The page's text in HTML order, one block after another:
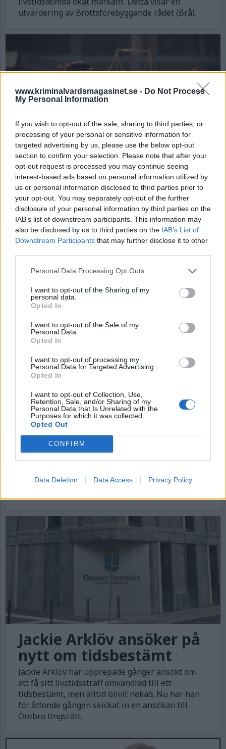
www.kriminalvardsmagasinet.se - Do Not Process
My Personal Information
If you wish to opt-out of the sale, sharing to third parties, or
processing of your personal or sensitive information for
targeted advertising by us, please use the below opt-out
section to confirm your selection. Please note that after your
opt-out request is processed you may continue seeing
interest-based ads based on personal information utilized by
us or personal information disclosed to third parties prior to
your opt-out. You may separately opt-out of the further
disclosure of your personal information by third parties on the
IAB’s list of downstream participants. This information may
also be disclosed by us to third parties on the IAB’s List of
Downstream Participants that may further disclose it to other
Personal Data Processing Opt Outs
I want to opt-out of the Sharing of my
personal data.
Opted In
I want to opt-out of the Sale of my
Personal Data.
Opted In
I want to opt-out of processing my
Personal Data for Targeted Advertising.
Opted In
I want to opt-out of Collection, Use,
Retention, Sale, and/or Sharing of my
Personal Data that Is Unrelated with the
Purposes for which it was collected.
Opted Out
CONFIRM
Data Deletion Data Access Privacy Policy
utvärdering av Brottsförebyggande rådet (Brå).
Nya regler vid ansökan
om omvandling av
livstidsstraff
Den 1 januari 2026 ändrades reglerna för
livstidsdömda så att de kan ansöka om
tidsbestämning först efter att ha avtjänat tolv år i
fängelse, innan gällde tio år. Men gäller de nya
eller 3/4 som livstidsdömd?
”Livstid kan absolut
innebära livstid”
En man som dömdes till livstids fängelse 1992 har
nyligen fått avslag på sin åttonde ansökan om att
i vissa fall att man sitter inlåst hela livet”,
Jackie Arklöv ansöker på
nytt om tidsbestämt
Jackie Arklöv har upprepade gånger ansökt om
att få sitt livstidsstraff omvandlad till ett
tidsbestämt, men alltid blivit nekad. Nu har han
för åttonde gången skickat in en ansökan till
Örebro tingsrätt.